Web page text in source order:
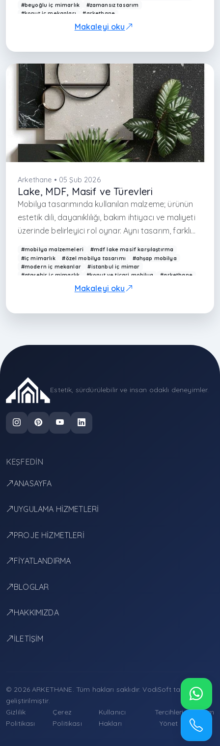
atmosfer yaratır. Doğru uygulandığında
monokrom tasarım, mekâna zamansız bir
#beyoğlu iç mimarlık
#zamansız tasarım
#konut iç mekanları
#arkethane
Makaleyi oku
Arkethane • 05 Şub 2026
Lake, MDF, Masif ve Türevleri
Mobilya tasarımında kullanılan malzeme; ürünün
estetik dili, dayanıklılığı, bakım ihtiyacı ve maliyeti
üzerinde belirleyici rol oynar. Aynı tasarım, farklı
nedenle iç mimarlık projelerinde malzeme seçimi,
yalnızca görsel tercihlere değil; kullanım
senaryosu, mekân tipi ve bütçe kriterlerine göre
#mobilya malzemeleri
#mdf lake masif karşılaştırma
#iç mimarlık
#özel mobilya tasarımı
#ahşap mobilya
#modern iç mekanlar
#istanbul iç mimar
#ataşehir iç mimarlık
#konut ve ticari mobilya #arkethane
Makaleyi oku
Estetik, sürdürülebilir ve insan odaklı deneyimler.
KEŞFEDIN
ANASAYFA
UYGULAMA HİZMETLERİ
PROJE HİZMETLERİ
FİYATLANDIRMA
BLOGLAR
HAKKIMIZDA
İLETİŞİM
© 2026 ARKETHANE. Tüm hakları saklıdır.VodiSoft tarafından
geliştirilmiştir.
Gizlilik
Politikası
Çerez
Politikası
Kullanıcı
Hakları
Tercihleri
Yönet
İletişim